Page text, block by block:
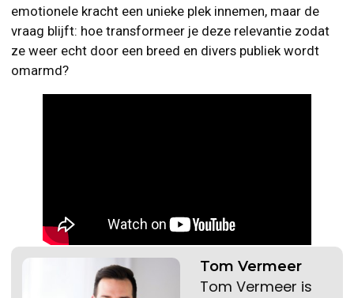
emotionele kracht een unieke plek innemen, maar de
vraag blijft: hoe transformeer je deze relevantie zodat
ze weer echt door een breed en divers publiek wordt
omarmd?
Tom Vermeer
Tom Vermeer is